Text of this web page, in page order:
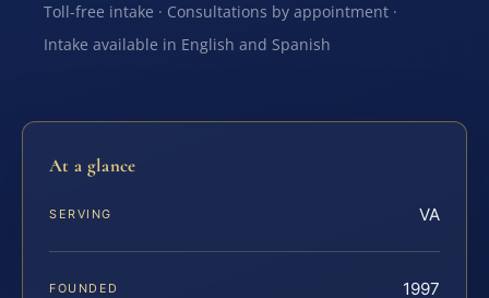
Toll-free intake · Consultations by appointment ·
Intake available in English and Spanish
At a glance
SERVING VA
FOUNDED 1997